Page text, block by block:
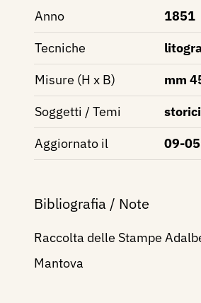
Anno
1851
Tecniche
Misure (H x B)
mm
Soggetti / Temi
storici
Aggiornato il
09-
Bibliografia / Note
Raccolta delle Stampe
Mantova